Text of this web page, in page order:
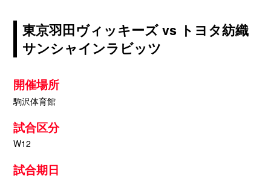
東京羽田ヴィッキーズ vs トヨタ紡織
サンシャインラビッツ
開催場所
駒沢体育館
試合区分
W12
試合期日